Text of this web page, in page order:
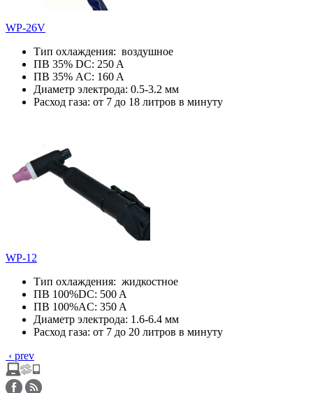
WP-26V
Тип охлаждения: воздушное
ПВ 35% DC: 250 A
ПВ 35% AC: 160 A
Диаметр электрода: 0.5-3.2 мм
Расход газа: от 7 до 18 литров в минуту
WP-12
Тип охлаждения: жидкостное
ПВ 100%DC: 500 A
ПВ 100%AC: 350 A
Диаметр электрода: 1.6-6.4 мм
Расход газа: от 7 до 20 литров в минуту
‹ prev